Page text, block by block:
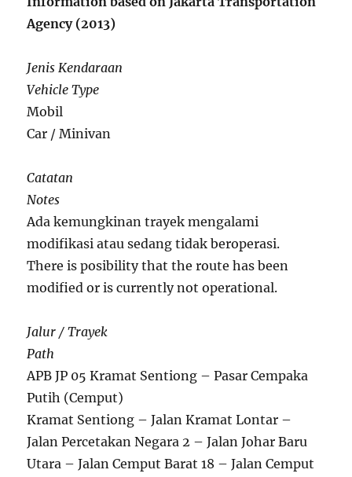
Agency (2013)
Jenis Kendaraan
Vehicle Type
Mobil
Car / Minivan
Catatan
Notes
Ada kemungkinan trayek mengalami
modifikasi atau sedang tidak beroperasi.
There is posibility that the route has been
modified or is currently not operational.
Jalur / Trayek
Path
APB JP 05 Kramat Sentiong – Pasar Cempaka
Putih (Cemput)
Kramat Sentiong – Jalan Kramat Lontar –
Jalan Percetakan Negara 2 – Jalan Johar Baru
Utara – Jalan Cemput Barat 18 – Jalan Cemput